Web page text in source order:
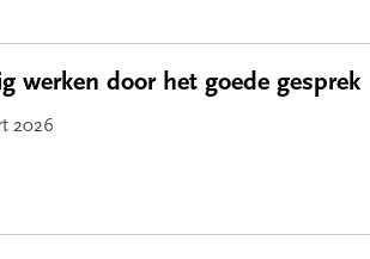
werken door het goede gesprek
2026